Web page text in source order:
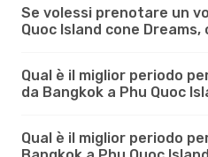
Se volessi prenotare un
Quoc Island cone
Qual è il miglior periodo
da Bangkok a Phu Quoc
Qual è il miglior periodo